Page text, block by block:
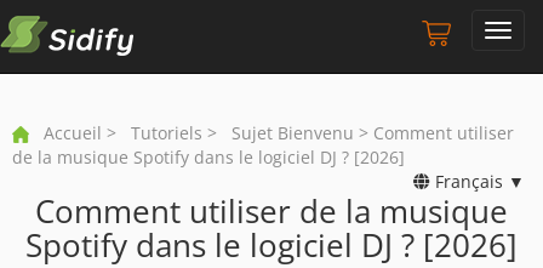
Accueil > Tutoriels > Sujet Bienvenu > Comment utiliser
de la musique Spotify dans le logiciel DJ ? [2026]
Français ▼
Comment utiliser de la musique
Spotify dans le logiciel DJ ? [2026]